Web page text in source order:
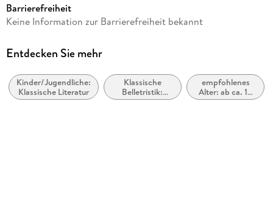
Reihe
Autor/Autorin
Übersetzung
Felix Mayer
Barrierefreiheit
Keine Information zur Barrierefreiheit bekannt
Entdecken Sie mehr
Kinder/Jugendliche:
Klassische Literatur
Klassische
Belletristik:
allgemein und
empfohlenes
Alter: ab ca. 12
Jahre